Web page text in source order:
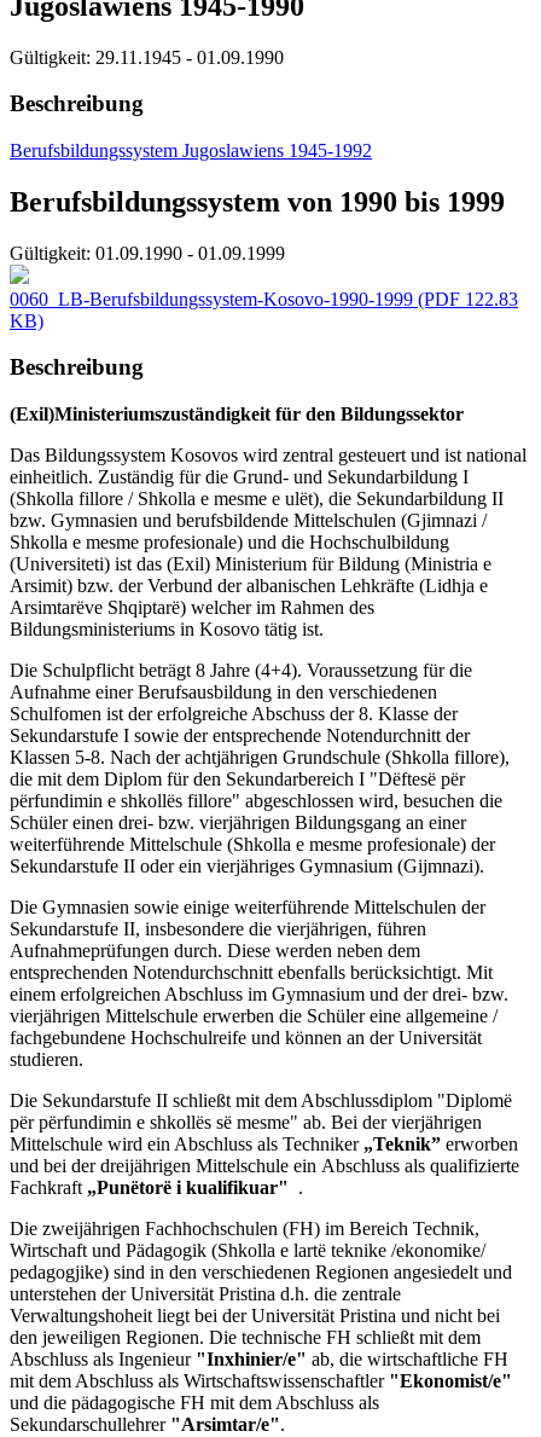
Gültigkeit: 29.11.1945 - 01.09.1990
Beschreibung
Berufsbildungssystem Jugoslawiens 1945-1992
Berufsbildungssystem von 1990 bis 1999
Gültigkeit: 01.09.1990 - 01.09.1999
0060_LB-Berufsbildungssystem-Kosovo-1990-1999 (PDF 122.83
KB)
Beschreibung
(Exil)Ministeriumszuständigkeit für den Bildungssektor
Das Bildungssystem Kosovos wird zentral gesteuert und ist national
einheitlich. Zuständig für die Grund- und Sekundarbildung I
(Shkolla fillore / Shkolla e mesme e ulët), die Sekundarbildung II
bzw. Gymnasien und berufsbildende Mittelschulen (Gjimnazi /
Shkolla e mesme profesionale) und die Hochschulbildung
(Universiteti) ist das (Exil) Ministerium für Bildung (Ministria e
Arsimit) bzw. der Verbund der albanischen Lehkräfte (Lidhja e
Arsimtarëve Shqiptarë) welcher im Rahmen des
Bildungsministeriums in Kosovo tätig ist.
Die Schulpflicht beträgt 8 Jahre (4+4). Voraussetzung für die
Aufnahme einer Berufsausbildung in den verschiedenen
Schulfomen ist der erfolgreiche Abschuss der 8. Klasse der
Sekundarstufe I sowie der entsprechende Notendurchnitt der
Klassen 5-8. Nach der achtjährigen Grundschule (Shkolla fillore),
die mit dem Diplom für den Sekundarbereich I "Dëftesë për
përfundimin e shkollës fillore" abgeschlossen wird, besuchen die
Schüler einen drei- bzw. vierjährigen Bildungsgang an einer
weiterführende Mittelschule (Shkolla e mesme profesionale) der
Sekundarstufe II oder ein vierjähriges Gymnasium (Gijmnazi).
Die Gymnasien sowie einige weiterführende Mittelschulen der
Sekundarstufe II, insbesondere die vierjährigen, führen
Aufnahmeprüfungen durch. Diese werden neben dem
entsprechenden Notendurchschnitt ebenfalls berücksichtigt. Mit
einem erfolgreichen Abschluss im Gymnasium und der drei- bzw.
vierjährigen Mittelschule erwerben die Schüler eine allgemeine /
fachgebundene Hochschulreife und können an der Universität
studieren.
Die Sekundarstufe II schließt mit dem Abschlussdiplom "Diplomë
për përfundimin e shkollës së mesme" ab. Bei der vierjährigen
Mittelschule wird ein Abschluss als Techniker „Teknik” erworben
und bei der dreijährigen Mittelschule ein Abschluss als qualifizierte
Fachkraft „Punëtorë i kualifikuar" .
Die zweijährigen Fachhochschulen (FH) im Bereich Technik,
Wirtschaft und Pädagogik (Shkolla e lartë teknike /ekonomike/
pedagogjike) sind in den verschiedenen Regionen angesiedelt und
unterstehen der Universität Pristina d.h. die zentrale
Verwaltungshoheit liegt bei der Universität Pristina und nicht bei
den jeweiligen Regionen. Die technische FH schließt mit dem
Abschluss als Ingenieur "Inxhinier/e" ab, die wirtschaftliche FH
mit dem Abschluss als Wirtschaftswissenschaftler "Ekonomist/e"
und die pädagogische FH mit dem Abschluss als
Sekundarschullehrer "Arsimtar/e".